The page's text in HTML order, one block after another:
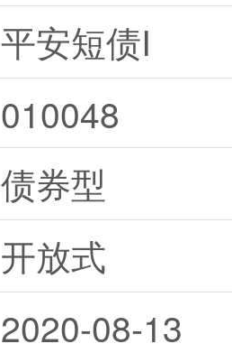
平安短债I
010048
债券型
开放式
2020-08-13